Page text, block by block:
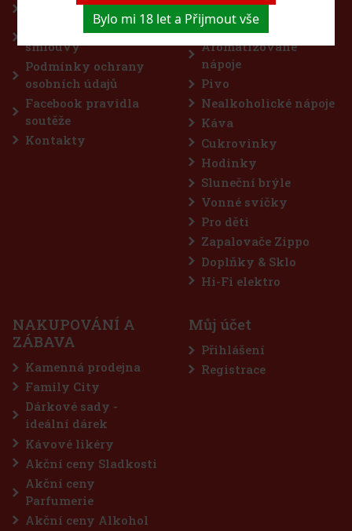
Bylo mi 18 let a Přijmout vše
Obchodní podmínky
Odstroupení od
smlouvy
Podmínky ochrany
osobních údajů
Facebook pravidla
soutěže
Kontakty
Víno, šampaňské,
sekt
Aromatizované
nápoje
Pivo
Nealkoholické nápoje
Káva
Cukrovinky
Hodinky
Sluneční brýle
Vonné svíčky
Pro děti
Zapalovače Zippo
Doplňky & Sklo
Hi-Fi elektro
NAKUPOVÁNÍ A
ZÁBAVA
Kamenná prodejna
Family City
Dárkové sady -
ideální dárek
Kávové likéry
Akční ceny Sladkosti
Akční ceny
Parfumerie
Akční ceny Alkohol
Můj účet
Přihlášení
Registrace